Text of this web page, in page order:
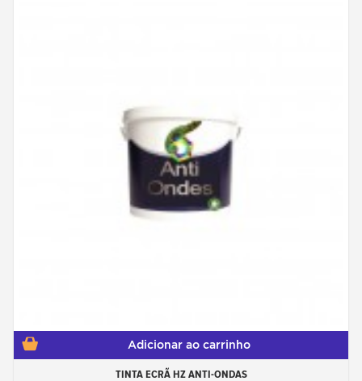
Adicionar ao carrinho
TINTA ECRÃ HZ ANTI-ONDAS